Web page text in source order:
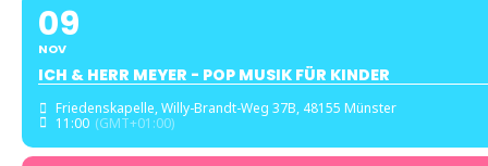
09
NOV
ICH & HERR MEYER - POP MUSIK FÜR KINDER
Friedenskapelle, Willy-Brandt-Weg 37B, 48155 Münster
11:00 (GMT+01:00)